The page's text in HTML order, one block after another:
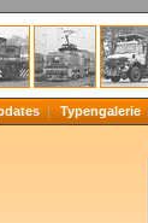
Typengalerie